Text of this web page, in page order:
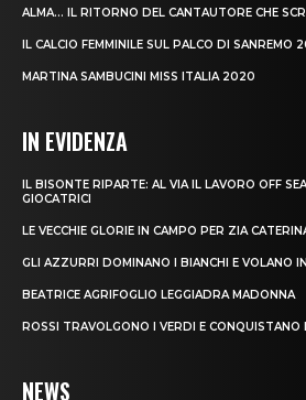
ALMA… IL RITORNO DEL CANTAUTORE CHE
IL CALCIO FEMMINILE SUL PALCO DI SANREMO
MARTINA SAMBUCINI MISS ITALIA 2020
IN EVIDENZA
IL BISONTE RIPARTE: AL VIA IL LAVORO OFF
GIOCATRICI
LE VECCHIE GLORIE IN CAMPO PER ZIA
GLI AZZURRI DOMINANO I BIANCHI E VOLANO
BEATRICE AGRIFOGLIO LEGGIADRA MADONNA
ROSSI TRAVOLGONO I VERDI E CONQUISTANO
NEWS